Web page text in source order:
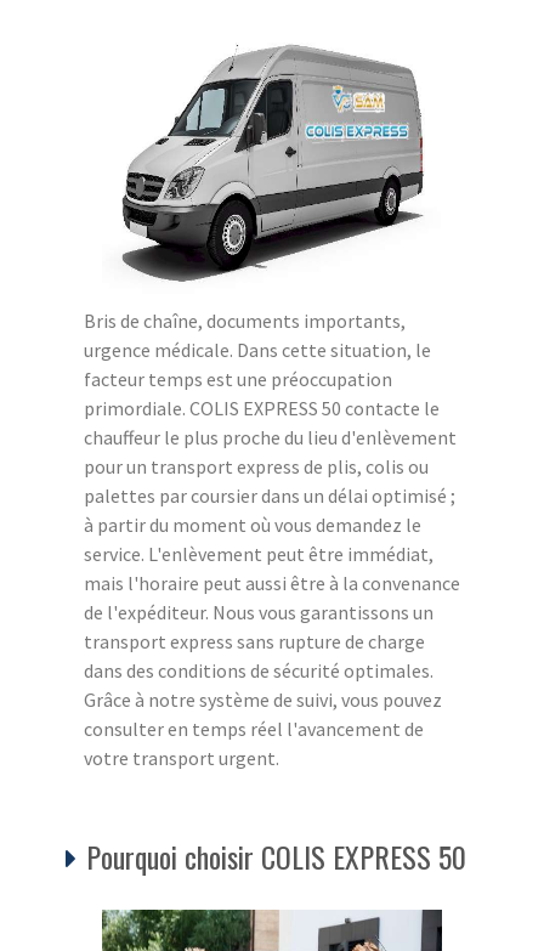
Bris de chaîne, documents importants,
urgence médicale. Dans cette situation, le
facteur temps est une préoccupation
primordiale. COLIS EXPRESS 50 contacte le
chauffeur le plus proche du lieu d'enlèvement
pour un transport express de plis, colis ou
palettes par coursier dans un délai optimisé ;
à partir du moment où vous demandez le
service. L'enlèvement peut être immédiat,
mais l'horaire peut aussi être à la convenance
de l'expéditeur. Nous vous garantissons un
transport express sans rupture de charge
dans des conditions de sécurité optimales.
Grâce à notre système de suivi, vous pouvez
consulter en temps réel l'avancement de
votre transport urgent.
Pourquoi choisir COLIS EXPRESS 50